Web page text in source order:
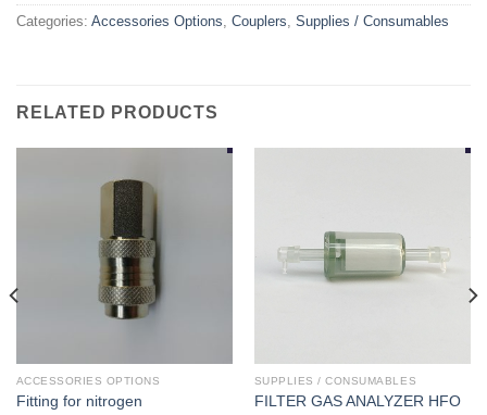
Categories: Accessories Options Couplers Supplies / Consumables
RELATED PRODUCTS
ACCESSORIES OPTIONS
Fitting for nitrogen
SUPPLIES / CONSUMABLES
FILTER GAS ANALYZER HFO